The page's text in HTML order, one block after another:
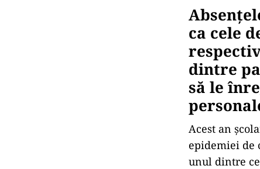
ca cele
dintre
să le
Acest an
epidemiei de
unul dintre